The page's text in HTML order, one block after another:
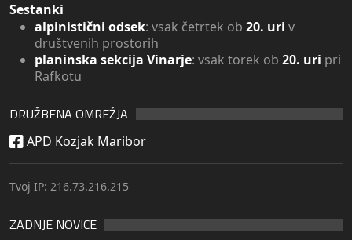
Sestanki
alpinistični odsek: vsak četrtek ob 20. uri v
društvenih prostorih
planinska sekcija Vinarje: vsak torek ob 20. uri pri
Rafkotu
DRUŽBENA OMREŽJA
APD Kozjak Maribor
Tvoj IP: 216.73.216.215
ZADNJE NOVICE